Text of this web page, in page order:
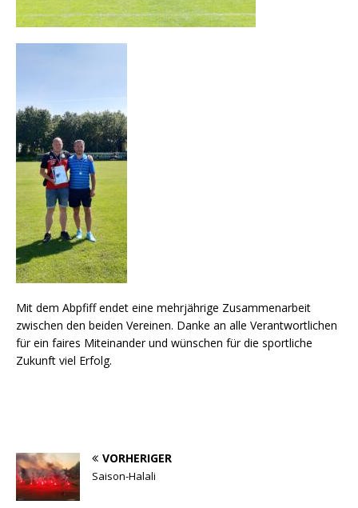
Mit dem Abpfiff endet eine mehrjährige Zusammenarbeit
zwischen den beiden Vereinen. Danke an alle Verantwortlichen
für ein faires Miteinander und wünschen für die sportliche
Zukunft viel Erfolg.
VORHERIGER
Saison-Halali